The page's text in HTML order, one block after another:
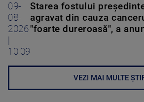
09-
08-
2026
10:09
Starea fostului
agravat din cauza
"foarte dureroasă", a
VEZI MAI MULTE